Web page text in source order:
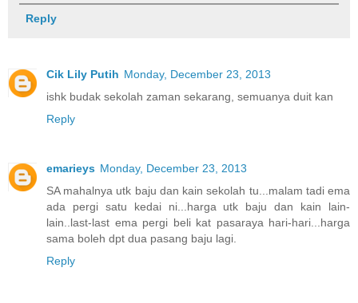
Reply
Cik Lily Putih Monday, December 23, 2013
ishk budak sekolah zaman sekarang, semuanya duit kan
Reply
emarieys Monday, December 23, 2013
SA mahalnya utk baju dan kain sekolah tu...malam tadi ema
ada pergi satu kedai ni...harga utk baju dan kain lain-
lain..last-last ema pergi beli kat pasaraya hari-hari...harga
sama boleh dpt dua pasang baju lagi.
Reply